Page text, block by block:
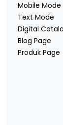
Mobile Mode
Text Mode
Digital
Blog Page
Produk Page